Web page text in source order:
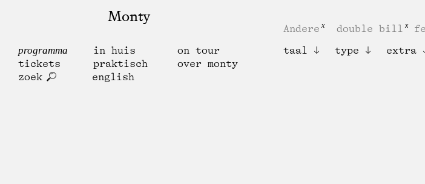
Monty
programma in huis
on tour
tickets
praktisch
over monty
zoek
english
Andere double bill
taal
type extra